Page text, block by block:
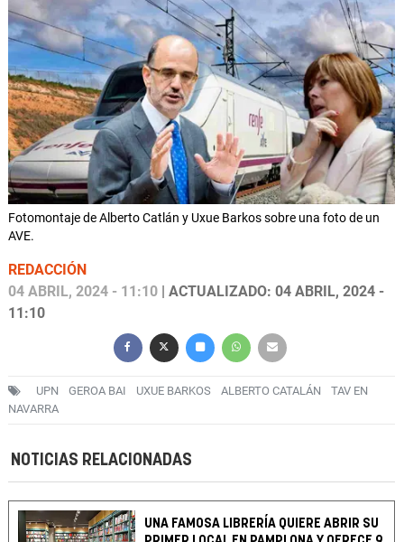
Fotomontaje de Alberto Catlán y Uxue Barkos sobre una foto de un
AVE.
REDACCIÓN
04 ABRIL, 2024 - 11:10 | ACTUALIZADO: 04 ABRIL, 2024 -
11:10
UPN GEROA BAI UXUE BARKOS ALBERTO CATALÁN
TAV EN
NAVARRA
NOTICIAS RELACIONADAS
UNA FAMOSA LIBRERÍA QUIERE ABRIR SU